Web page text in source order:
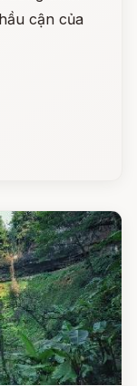
cận của